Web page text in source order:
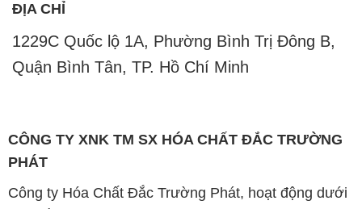
ĐỊA CHỈ
1229C Quốc lộ 1A, Phường Bình Trị Đông B,
Quận Bình Tân, TP. Hồ Chí Minh
CÔNG TY XNK TM SX HÓA CHẤT ĐẮC TRƯỜNG
PHÁT
Công ty Hóa Chất Đắc Trường Phát, hoạt động dưới